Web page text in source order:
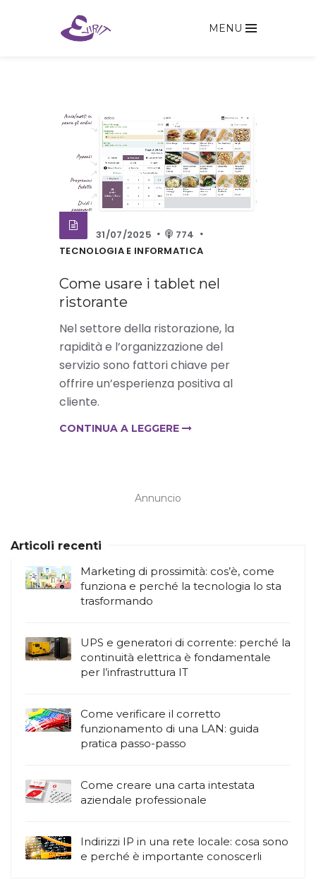
MENU
31/07/2025
774
TECNOLOGIA E INFORMATICA
Come usare i tablet nel
ristorante
Nel settore della ristorazione, la
rapidità e l’organizzazione del
servizio sono fattori chiave per
offrire un’esperienza positiva al
cliente.
CONTINUA A LEGGERE
Annuncio
Articoli recenti
Marketing di prossimità: cos’è, come
funziona e perché la tecnologia lo sta
trasformando
UPS e generatori di corrente: perché la
continuità elettrica è fondamentale
per l’infrastruttura IT
Come verificare il corretto
funzionamento di una LAN: guida
pratica passo-passo
Come creare una carta intestata
aziendale professionale
Indirizzi IP in una rete locale: cosa sono
e perché è importante conoscerli